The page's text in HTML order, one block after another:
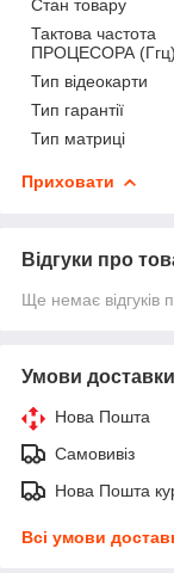
Стан товару
Тактова частота
ПРОЦЕСОРА (Ггц)
Тип відеокарти
Тип гарантії
Тип матриці
Приховати
Відгуки про
Ще немає відгуків
Умови доставки
Нова Пошта
Самовивіз
Нова Пошта
Всі умови